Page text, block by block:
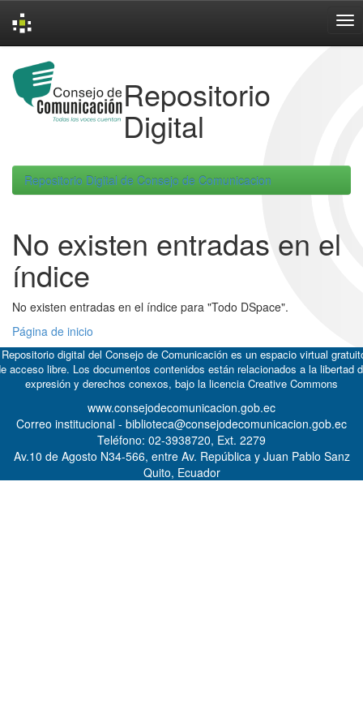
navigation
Repositorio
Digital
Repositorio Digital de Consejo de Comunicacion
No existen entradas en el
índice
No existen entradas en el índice para "Todo DSpace".
Página de inicio
digital del Consejo de Comunicación es un espacio virtual
acceso libre. Los documentos contenidos están relacionados a la libertad
expresión y derechos conexos, bajo la licencia Creative Commons
www.consejodecomunicacion.gob.ec
Correo institucional - biblioteca@consejodecomunicacion.gob.ec
Teléfono: 02-3938720, Ext. 2279
Av.10 de Agosto N34-566, entre Av. República y Juan Pablo Sanz
Quito, Ecuador